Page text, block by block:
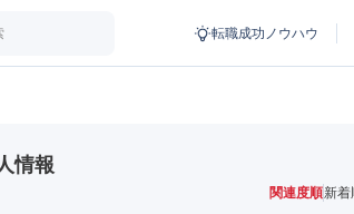
転職成功ノウハウ
情報
関連度順新着